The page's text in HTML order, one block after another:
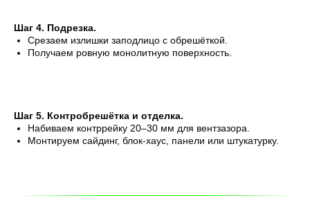
Шаг 4. Подрезка.
Срезаем излишки заподлицо с обрешёткой.
Получаем ровную монолитную поверхность.
Шаг 5. Контробрешётка и отделка.
Набиваем контррейку 20–30 мм для вентзазора.
Монтируем сайдинг, блок-хаус, панели или штукатурку.